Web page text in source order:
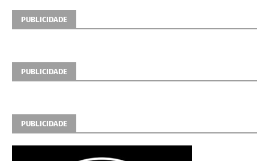
PUBLICIDADE
PUBLICIDADE
PUBLICIDADE